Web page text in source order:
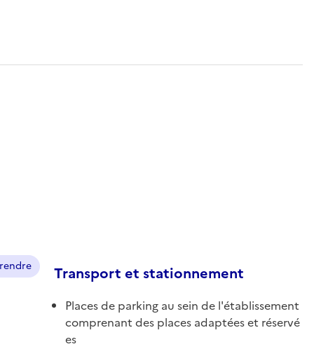
Transport et stationnement
Places de parking au sein de l'établissement
comprenant des places adaptées et réservé
es